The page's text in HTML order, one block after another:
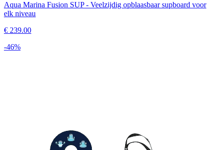
Aqua Marina Fusion SUP - Veelzijdig opblaasbaar supboard voor
elk niveau
€ 239.00
-46%